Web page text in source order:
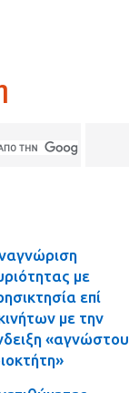
με
επί
με την
«αγνώστου